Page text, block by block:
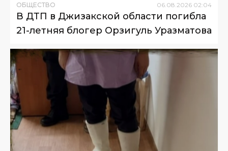
ОБЩЕСТВО 06 08 2026 02:04
В ДТП в Джизакской области погибла
21-летняя блогер Орзигуль Уразматова